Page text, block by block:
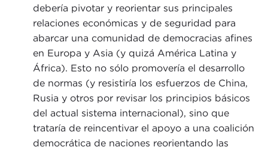
debería pivotar y reorientar sus principales
relaciones económicas y de seguridad para
abarcar una comunidad de democracias afines
en Europa y Asia (y quizá América Latina y
África). Esto no sólo promovería el desarrollo
de normas (y resistiría los esfuerzos de China,
Rusia y otros por revisar los principios básicos
del actual sistema internacional), sino que
trataría de reincentivar el apoyo a una coalición
democrática de naciones reorientando las